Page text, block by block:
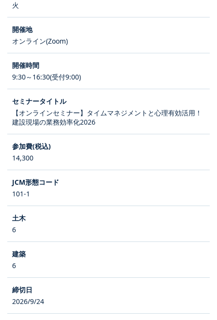
火
オンライン(Zoom)
9:30～16:30(受付9:00)
【オンラインセミナー】タイムマネジメントと心理有効活用！
建設現場の業務効率化2026
14,300
101-1
6
6
2026/9/24